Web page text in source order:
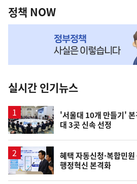
책
NOW,
뉴
스
정책 NOW
실시간 인기뉴스
'서울대 10개 만들기'
대 3곳 신속 선정
혜택 자동신청·복합민
행정혁신 본격화